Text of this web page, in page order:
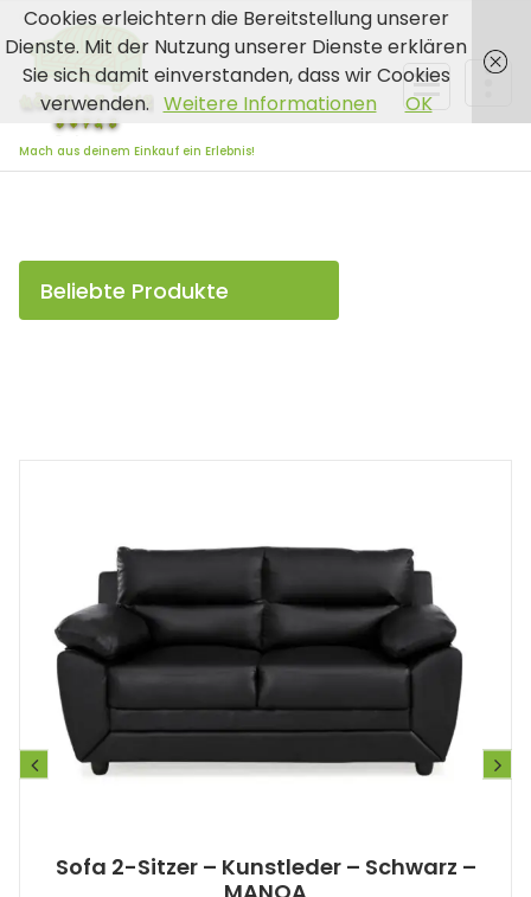
Zum
Inhalt
springen
Mach aus deinem Einkauf ein Erlebnis!
Beliebte Produkte
Sofa 2-Sitzer – Kunstleder – Schwarz –
Cookies erleichtern die Bereitstellung unserer
Dienste. Mit der Nutzung unserer Dienste erklären
Sie sich damit einverstanden, dass wir Cookies
verwenden. Weitere Informationen OK